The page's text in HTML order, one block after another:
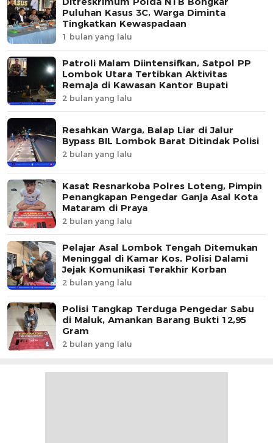
Puluhan Kasus 3C, Warga Diminta
Tingkatkan Kewaspadaan
1 bulan yang lalu
Patroli Malam Diintensifkan, Satpol PP
Lombok Utara Tertibkan Aktivitas
Remaja di Kawasan Kantor Bupati
2 bulan yang lalu
Resahkan Warga, Balap Liar di Jalur
Bypass BIL Lombok Barat Ditindak Polisi
2 bulan yang lalu
Kasat Resnarkoba Polres Loteng, Pimpin
Penangkapan Pengedar Ganja Asal Kota
Mataram di Praya
2 bulan yang lalu
Pelajar Asal Lombok Tengah Ditemukan
Meninggal di Kamar Kos, Polisi Dalami
Jejak Komunikasi Terakhir Korban
2 bulan yang lalu
Polisi Tangkap Terduga Pengedar Sabu
di Maluk, Amankan Barang Bukti 12,95
Gram
2 bulan yang lalu